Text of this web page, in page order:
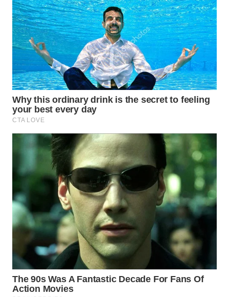
WN
KARO
WN
SIMALUNGUN
WN
LABUHANBATU
WN
TENGAH
WN DELI
SERDANG
TEBING
TINGGI
WN
PAKPAK
WN